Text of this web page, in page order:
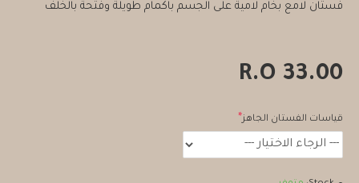
فستان لامع بخام لامية على الجسم باكمام طويلة وفتحة بالخلف
33.00 R.O
قياسات الفستان الجاهز